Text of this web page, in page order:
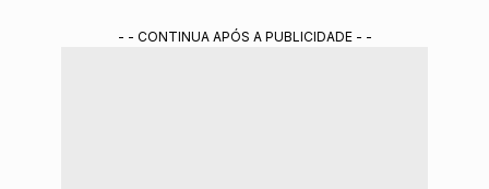
- - CONTINUA APÓS A PUBLICIDADE - -